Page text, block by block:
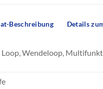
Beschreibung Details
Wendeloop,